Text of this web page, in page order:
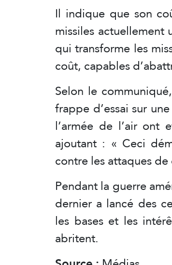
Il indique que son
missiles
qui transforme les
coût, capables
Selon le
frappe d’essai sur
l’armée de l’air ont
ajoutant : « Ceci
contre les attaques
Pendant la guerre
dernier a lancé des
les bases et les
abritent.